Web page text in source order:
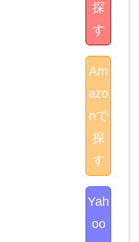
探
す
Am
azo
nで
探
す
Yah
oo